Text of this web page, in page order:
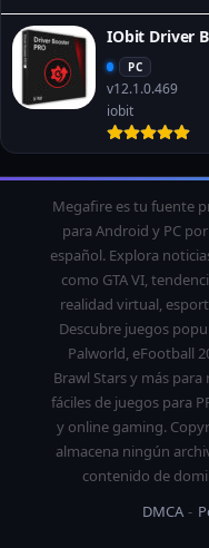
IObit Driver
PC
v12.1.0.469
iobit
Megafire es tu fuente
para Android y PC
español. Explora
como GTA VI,
realidad virtual,
Descubre juegos
Palworld, eFootball
Brawl Stars y más
fáciles de juegos para
y online gaming.
almacena ningún
contenido de
DMCA